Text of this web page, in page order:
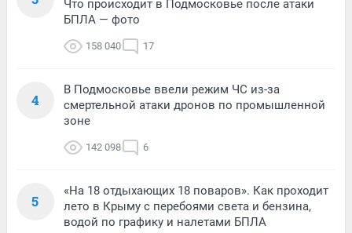
Что происходит в Подмосковье после атаки
БПЛА — фото
158 040 17
4
В Подмосковье ввели режим ЧС из-за
смертельной атаки дронов по промышленной
зоне
142 098 6
5
«На 18 отдыхающих 18 поваров». Как проходит
лето в Крыму с перебоями света и бензина,
водой по графику и налетами БПЛА